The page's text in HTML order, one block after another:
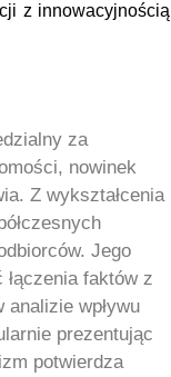
z innowacyjnością
za
nowinek
Z wykształcenia
Jego
faktów z
wpływu
prezentując
potwierdza